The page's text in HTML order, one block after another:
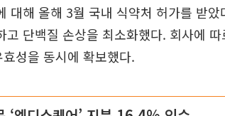
대해 올해 3월 국내 식약처 허가를 받았
고 단백질 손상을 최소화했다. 회사에
성을 동시에 확보했다.